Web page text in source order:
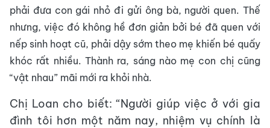
phải đưa con gái nhỏ đi gửi ông bà, người quen. Thế
nhưng, việc đó không hề đơn giản bởi bé đã quen với
nếp sinh hoạt cũ, phải dậy sớm theo mẹ khiến bé quấy
khóc rất nhiều. Thành ra, sáng nào mẹ con chị cũng
“vật nhau” mãi mới ra khỏi nhà.
Chị Loan cho biết: “Người giúp việc ở với gia
đình tôi hơn một năm nay, nhiệm vụ chính là